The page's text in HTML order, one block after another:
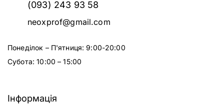
(093) 243 93 58
neoxprof@gmail.com
Понеділок – П'ятниця: 9:00-20:00
Субота: 10:00 – 15:00
Інформація